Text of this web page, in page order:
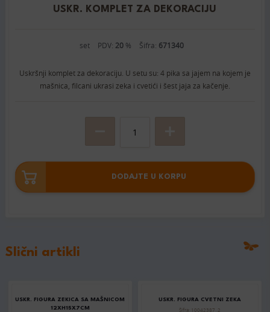
USKR. KOMPLET ZA DEKORACIJU
set PDV: 20 % Šifra: 671340
Uskršnji komplet za dekoraciju. U setu su: 4 pika sa jajem na kojem je
mašnica, filcani ukrasi zeka i cvetići i šest jaja za kačenje.
DODAJTE U KORPU
Slični artikli
USKR. FIGURA ZEKICA SA MAŠNICOM
12XH15X7CM
USKR. FIGURA CVETNI ZEKA
Šifra: 10042387_2